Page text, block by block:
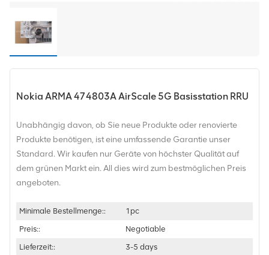
Nokia ARMA 474803A AirScale 5G Basisstation RRU
Unabhängig davon, ob Sie neue Produkte oder renovierte
Produkte benötigen, ist eine umfassende Garantie unser
Standard. Wir kaufen nur Geräte von höchster Qualität auf
dem grünen Markt ein. All dies wird zum bestmöglichen Preis
angeboten.
Minimale Bestellmenge::
1pc
Preis::
Negotiable
Lieferzeit::
3-5 days